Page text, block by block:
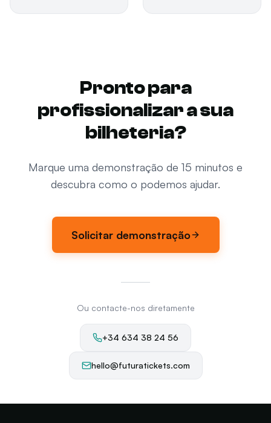
Pronto para
profissionalizar a sua
bilheteria?
Marque uma demonstração de 15 minutos e
descubra como o podemos ajudar.
Solicitar demonstração
Ou contacte-nos diretamente
+34 634 38 24 56
hello@futuratickets.com